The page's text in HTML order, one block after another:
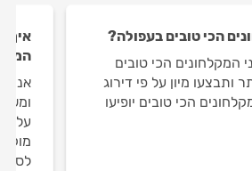
הכי טובים בעפולה?
המקלחונים הכי טובים
ותבצעו מיון על פי דירוג
הכי טובים יופיעו
איך
על